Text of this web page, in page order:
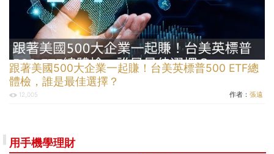
跟著美國500大企業一起賺！台美英標普500 ETF總
體檢，誰是最佳選擇？
12,005 作者： 張遠
用手機學理財